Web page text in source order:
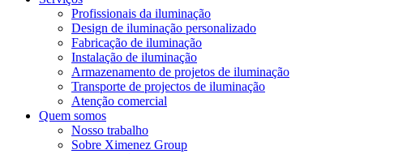
Profissionais da iluminação
Design de iluminação personalizado
Fabricação de iluminação
Instalação de iluminação
Armazenamento de projetos de iluminação
Transporte de projectos de iluminação
Atenção comercial
Quem somos
Nosso trabalho
Sobre Ximenez Group